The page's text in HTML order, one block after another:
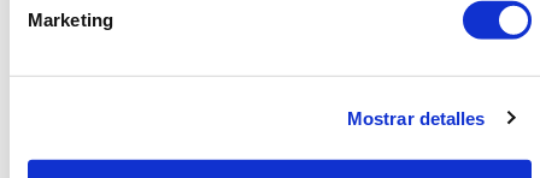
Marketing
Mostrar detalles
Creatividad en confinamiento